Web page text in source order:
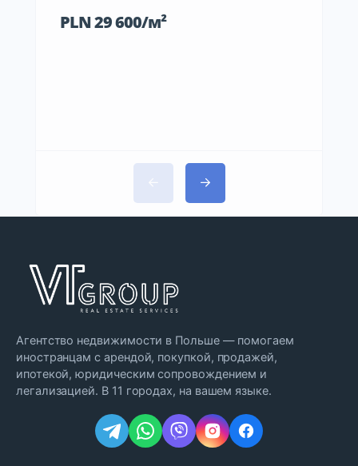
PLN 29 600/м²
Агентство недвижимости в Польше — помогаем
иностранцам с арендой, покупкой, продажей,
ипотекой, юридическим сопровождением и
легализацией. В 11 городах, на вашем языке.